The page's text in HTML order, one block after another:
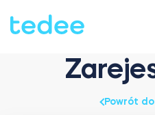
JAK TO DZIAŁA?
Powrót